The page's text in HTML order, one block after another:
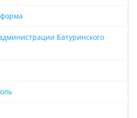
Батуринского